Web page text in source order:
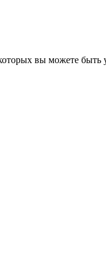
вы можете быть